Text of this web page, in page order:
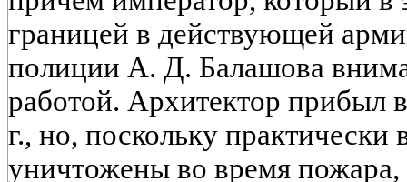
границей в действующей
полиции А. Д. Балашова
работой. Архитектор прибыл
г., но, поскольку практически
уничтожены во время пожара,